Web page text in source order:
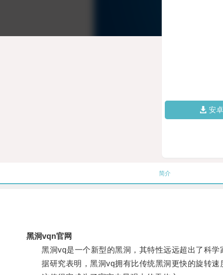
安
简介
黑洞vqn官网
黑洞vq是一个新型的黑洞，其特性远远超出了科学
据研究表明，黑洞vq拥有比传统黑洞更快的旋转速